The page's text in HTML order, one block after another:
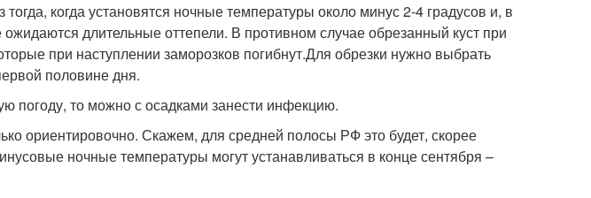
когда установятся ночные температуры около минус 2-4 градусов и, в
ожидаются длительные оттепели. В противном случае обрезанный куст при
при наступлении заморозков погибнут.Для обрезки нужно выбрать
половине дня.
погоду, то можно с осадками занести инфекцию.
ориентировочно. Скажем, для средней полосы РФ это будет, скорее
ночные температуры могут устанавливаться в конце сентября –